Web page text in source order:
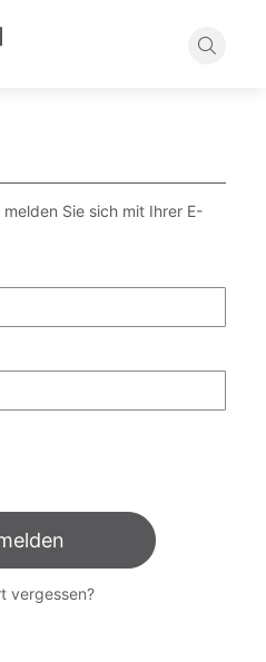
Suche
Sie sich mit Ihrer E-
vergessen?